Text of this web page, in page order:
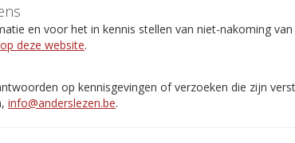
en voor het in kennis stellen van niet-nakoming
deze website.
op kennisgevingen of verzoeken die zijn
info@anderslezen.be.